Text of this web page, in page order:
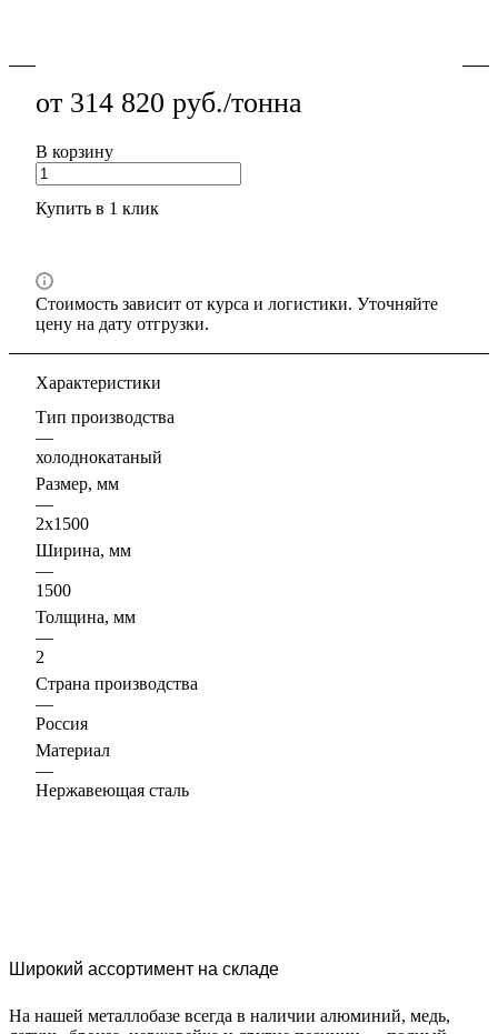
от 314 820 руб./тонна
В корзину
Купить в 1 клик
Стоимость зависит от курса и логистики. Уточняйте
цену на дату отгрузки.
Характеристики
Тип производства
—
холоднокатаный
Размер, мм
—
2х1500
Ширина, мм
—
1500
Толщина, мм
—
2
Страна производства
—
Россия
Материал
—
Нержавеющая сталь
Широкий ассортимент на складе
На нашей металлобазе всегда в наличии алюминий, медь,